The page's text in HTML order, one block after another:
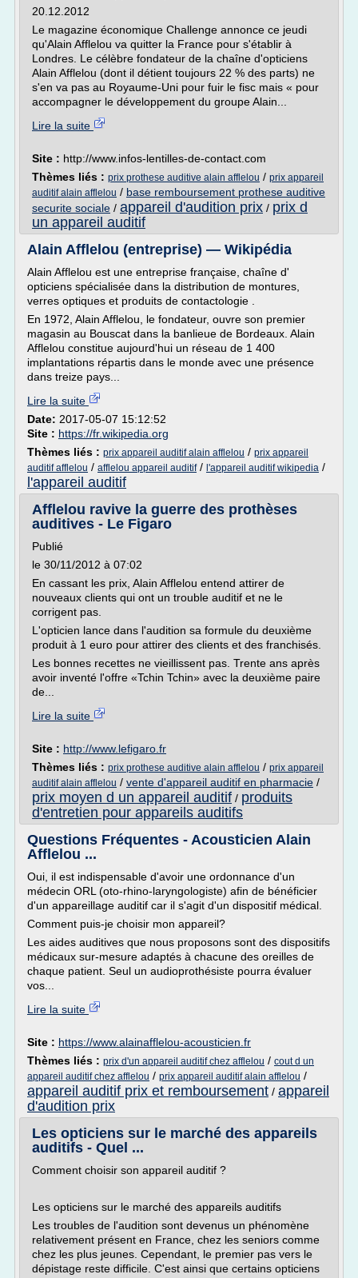
20.12.2012
Le magazine économique Challenge annonce ce jeudi
qu'Alain Afflelou va quitter la France pour s'établir à
Londres. Le célèbre fondateur de la chaîne d'opticiens
Alain Afflelou (dont il détient toujours 22 % des parts) ne
s'en va pas au Royaume-Uni pour fuir le fisc mais « pour
accompagner le développement du groupe Alain...
Lire la suite
Site : http://www.infos-lentilles-de-contact.com
Thèmes liés : prix prothese auditive alain afflelou / prix appareil
auditif alain afflelou / base remboursement prothese auditive
securite sociale / appareil d'audition prix / prix d
un appareil auditif
Alain Afflelou (entreprise) — Wikipédia
Alain Afflelou est une entreprise française, chaîne d'
opticiens spécialisée dans la distribution de montures,
verres optiques et produits de contactologie .
En 1972, Alain Afflelou, le fondateur, ouvre son premier
magasin au Bouscat dans la banlieue de Bordeaux. Alain
Afflelou constitue aujourd'hui un réseau de 1 400
implantations répartis dans le monde avec une présence
dans treize pays...
Lire la suite
Date: 2017-05-07 15:12:52
Site : https://fr.wikipedia.org
Thèmes liés : prix appareil auditif alain afflelou / prix appareil
auditif afflelou / afflelou appareil auditif/ l'appareil auditif wikipedia /
l'appareil auditif
Afflelou ravive la guerre des prothèses
auditives - Le Figaro
Publié
le 30/11/2012 à 07:02
En cassant les prix, Alain Afflelou entend attirer de
nouveaux clients qui ont un trouble auditif et ne le
corrigent pas.
L'opticien lance dans l'audition sa formule du deuxième
produit à 1 euro pour attirer des clients et des franchisés.
Les bonnes recettes ne vieillissent pas. Trente ans après
avoir inventé l'offre «Tchin Tchin» avec la deuxième paire
de...
Lire la suite
Site : http://www.lefigaro.fr
Thèmes liés : prix prothese auditive alain afflelou / prix appareil
auditif alain afflelou / vente d'appareil auditif en pharmacie /
prix moyen d un appareil auditif / produits
d'entretien pour appareils auditifs
Questions Fréquentes - Acousticien Alain
Afflelou ...
Oui, il est indispensable d'avoir une ordonnance d'un
médecin ORL (oto-rhino-laryngologiste) afin de bénéficier
d'un appareillage auditif car il s'agit d'un dispositif médical.
Comment puis-je choisir mon appareil?
Les aides auditives que nous proposons sont des dispositifs
médicaux sur-mesure adaptés à chacune des oreilles de
chaque patient. Seul un audioprothésiste pourra évaluer
vos...
Lire la suite
Site : https://www.alainafflelou-acousticien.fr
Thèmes liés : prix d'un appareil auditif chez afflelou / cout d un
appareil auditif chez afflelou / prix appareil auditif alain afflelou /
appareil auditif prix et remboursement / appareil
d'audition prix
Les opticiens sur le marché des appareils
auditifs - Quel ...
Comment choisir son appareil auditif ?
Les opticiens sur le marché des appareils auditifs
Les troubles de l'audition sont devenus un phénomène
relativement présent en France, chez les seniors comme
chez les plus jeunes. Cependant, le premier pas vers le
dépistage reste difficile. C'est ainsi que certains opticiens